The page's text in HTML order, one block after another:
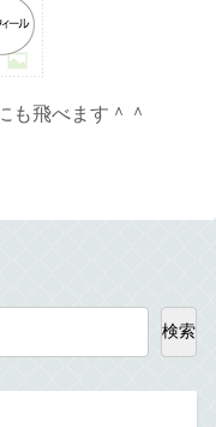
も飛べます＾＾
検索